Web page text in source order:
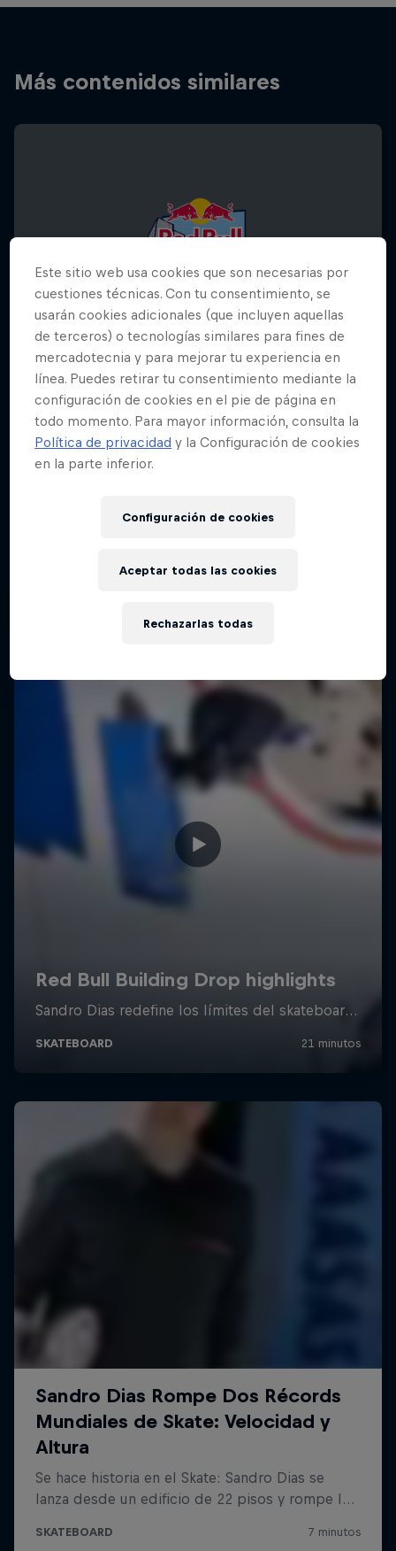
Más contenidos similares
Red Bull Building Drop
25 Septiembre 2025
Mirá la repetición
Este sitio web usa cookies que son necesarias por
cuestiones técnicas. Con tu consentimiento, se
usarán cookies adicionales (que incluyen aquellas
de terceros) o tecnologías similares para fines de
mercadotecnia y para mejorar tu experiencia en
línea. Puedes retirar tu consentimiento mediante la
configuración de cookies en el pie de página en
todo momento. Para mayor información, consulta la
Política de privacidad y la Configuración de cookies
en la parte inferior.
Configuración de cookies
Rechazarlas todas
Aceptar todas las cookies